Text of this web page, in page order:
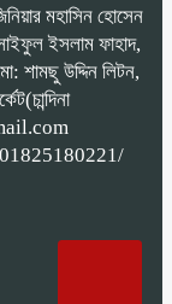
মহাসিন হোসেন
ইসলাম ফাহাদ,
শামছু উদ্দিন লিটন,